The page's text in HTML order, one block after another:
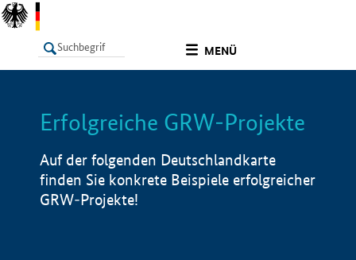
MENÜ
LISTE Info
Erfolgreiche GRW-Projekte
Auf der folgenden Deutschlandkarte
finden Sie konkrete Beispiele erfolgreicher
GRW-Projekte!